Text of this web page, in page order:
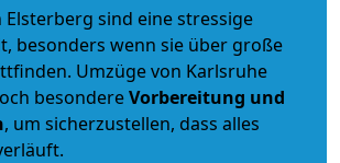
Elsterberg sind eine stressige
besonders wenn sie über große
Umzüge von Karlsruhe
besondereVorbereitung und
, um sicherzustellen, dass alles